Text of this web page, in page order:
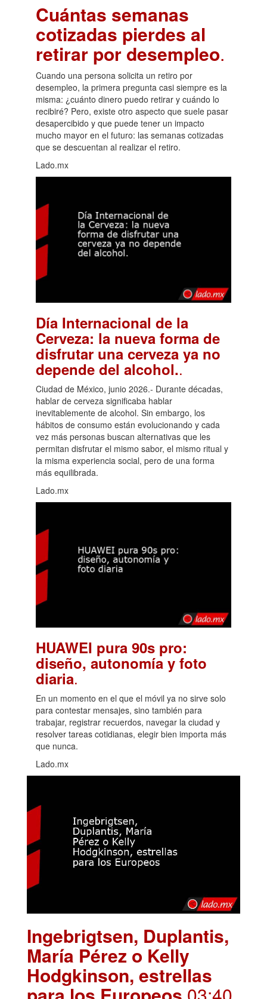
Cuántas semanas
cotizadas pierdes al
retirar por desempleo.
Cuando una persona solicita un retiro por
desempleo, la primera pregunta casi siempre es la
misma: ¿cuánto dinero puedo retirar y cuándo lo
recibiré? Pero, existe otro aspecto que suele pasar
desapercibido y que puede tener un impacto
mucho mayor en el futuro: las semanas cotizadas
que se descuentan al realizar el retiro.
Lado.mx
Día Internacional de la
Cerveza: la nueva forma de
disfrutar una cerveza ya no
depende del alcohol..
Ciudad de México, junio 2026.- Durante décadas,
hablar de cerveza significaba hablar
inevitablemente de alcohol. Sin embargo, los
hábitos de consumo están evolucionando y cada
vez más personas buscan alternativas que les
permitan disfrutar el mismo sabor, el mismo ritual y
la misma experiencia social, pero de una forma
más equilibrada.
Lado.mx
HUAWEI pura 90s pro:
diseño, autonomía y foto
diaria.
En un momento en el que el móvil ya no sirve solo
para contestar mensajes, sino también para
trabajar, registrar recuerdos, navegar la ciudad y
resolver tareas cotidianas, elegir bien importa más
que nunca.
Lado.mx
Ingebrigtsen, Duplantis,
María Pérez o Kelly
Hodgkinson, estrellas